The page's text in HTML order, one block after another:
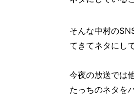
そんな中村の
てきてネタにし
今夜の放送では
たっちのネタを